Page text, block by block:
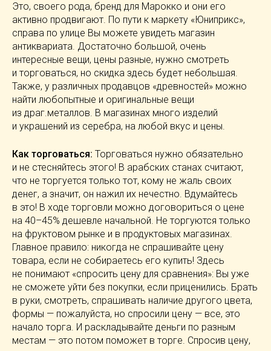
Это, своего рода, бренд для Марокко и они его
активно продвигают. По пути к маркету «Юниприкс»,
справа по улице Вы можете увидеть магазин
антиквариата. Достаточно большой, очень
интересные вещи, цены разные, нужно смотреть
и торговаться, но скидка здесь будет небольшая.
Также, у различных продавцов «древностей» можно
найти любопытные и оригинальные вещи
из драг.металлов. В магазинах много изделий
и украшений из серебра, на любой вкус и цены.
Как торговаться: Торговаться нужно обязательно
и не стесняйтесь этого! В арабских станах считают,
что не торгуется только тот, кому не жаль своих
денег, а значит, он нажил их нечестно. Вдумайтесь
в это! В ходе торговли можно договориться о цене
на 40–45% дешевле начальной. Не торгуются только
на фруктовом рынке и в продуктовых магазинах.
Главное правило: никогда не спрашивайте цену
товара, если не собираетесь его купить! Здесь
не понимают «спросить цену для сравнения»: Вы уже
не сможете уйти без покупки, если приценились. Брать
в руки, смотреть, спрашивать наличие другого цвета,
формы — пожалуйста, но спросили цену — все, это
начало торга. И раскладывайте деньги по разным
местам — это потом поможет в торге. Спросив цену,